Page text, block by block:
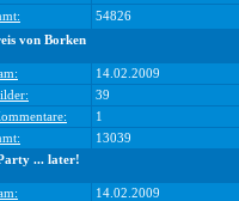
54826
von Borken
14.02.2009
39
1
13039
... later!
14.02.2009